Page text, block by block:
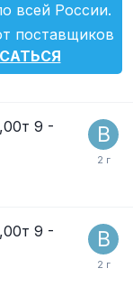
всей России.
поставщиков
9 -
9 -